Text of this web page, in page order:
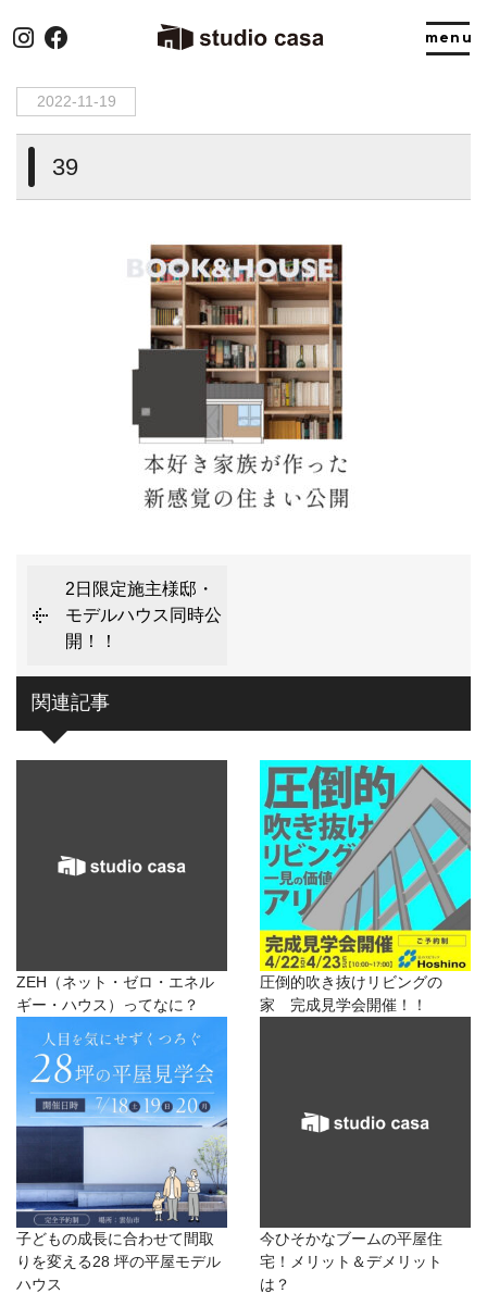
HOME
2022-11-19
39
2日限定施主様邸・
モデルハウス同時公
開！！
関連記事
ZEH（ネット・ゼロ・エネル
ギー・ハウス）ってなに？
圧倒的吹き抜けリビングの
家 完成見学会開催！！
子どもの成長に合わせて間取
りを変える28 坪の平屋モデル
ハウス
今ひそかなブームの平屋住
宅！メリット＆デメリット
は？